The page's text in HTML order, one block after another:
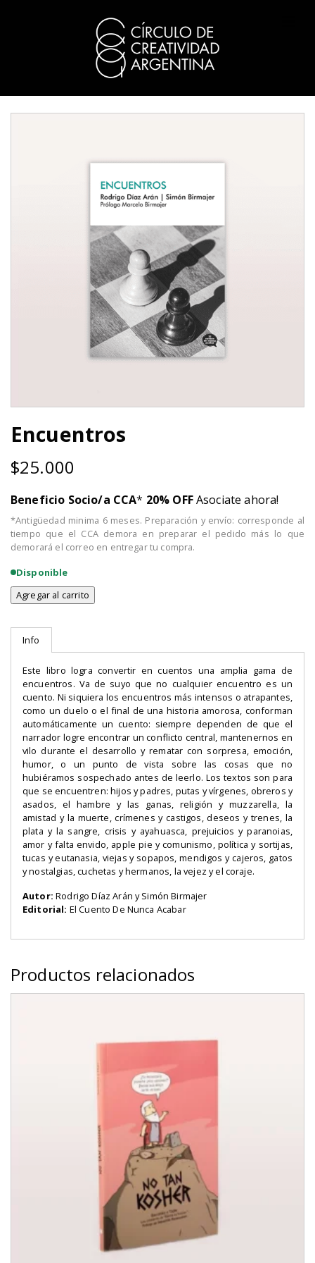
Encuentros
$25.000
Beneficio Socio/a CCA* 20% OFFAsociate ahora!
*Antigüedad minima 6 meses. Preparación y envío: corresponde al
tiempo que el CCA demora en preparar el pedido más lo que
demorará el correo en entregar tu compra.
Disponible
Encuentros
Agregar al carrito
Info
Este libro logra convertir en cuentos una amplia gama de
encuentros. Va de suyo que no cualquier encuentro es un
cuento. Ni siquiera los encuentros más intensos o atrapantes,
como un duelo o el final de una historia amorosa, conforman
automáticamente un cuento: siempre dependen de que el
narrador logre encontrar un conflicto central, mantenernos en
vilo durante el desarrollo y rematar con sorpresa, emoción,
humor, o un punto de vista sobre las cosas que no
hubiéramos sospechado antes de leerlo. Los textos son para
que se encuentren: hijos y padres, putas y vírgenes, obreros y
asados, el hambre y las ganas, religión y muzzarella, la
amistad y la muerte, crímenes y castigos, deseos y trenes, la
plata y la sangre, crisis y ayahuasca, prejuicios y paranoias,
amor y falta envido, apple pie y comunismo, política y sortijas,
tucas y eutanasia, viejas y sopapos, mendigos y cajeros, gatos
y nostalgias, cuchetas y hermanos, la vejez y el coraje.
Autor: Rodrigo Díaz Arán y Simón Birmajer
Editorial: El Cuento De Nunca Acabar
Productos relacionados